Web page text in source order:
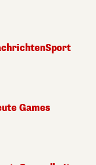
Sport
Games